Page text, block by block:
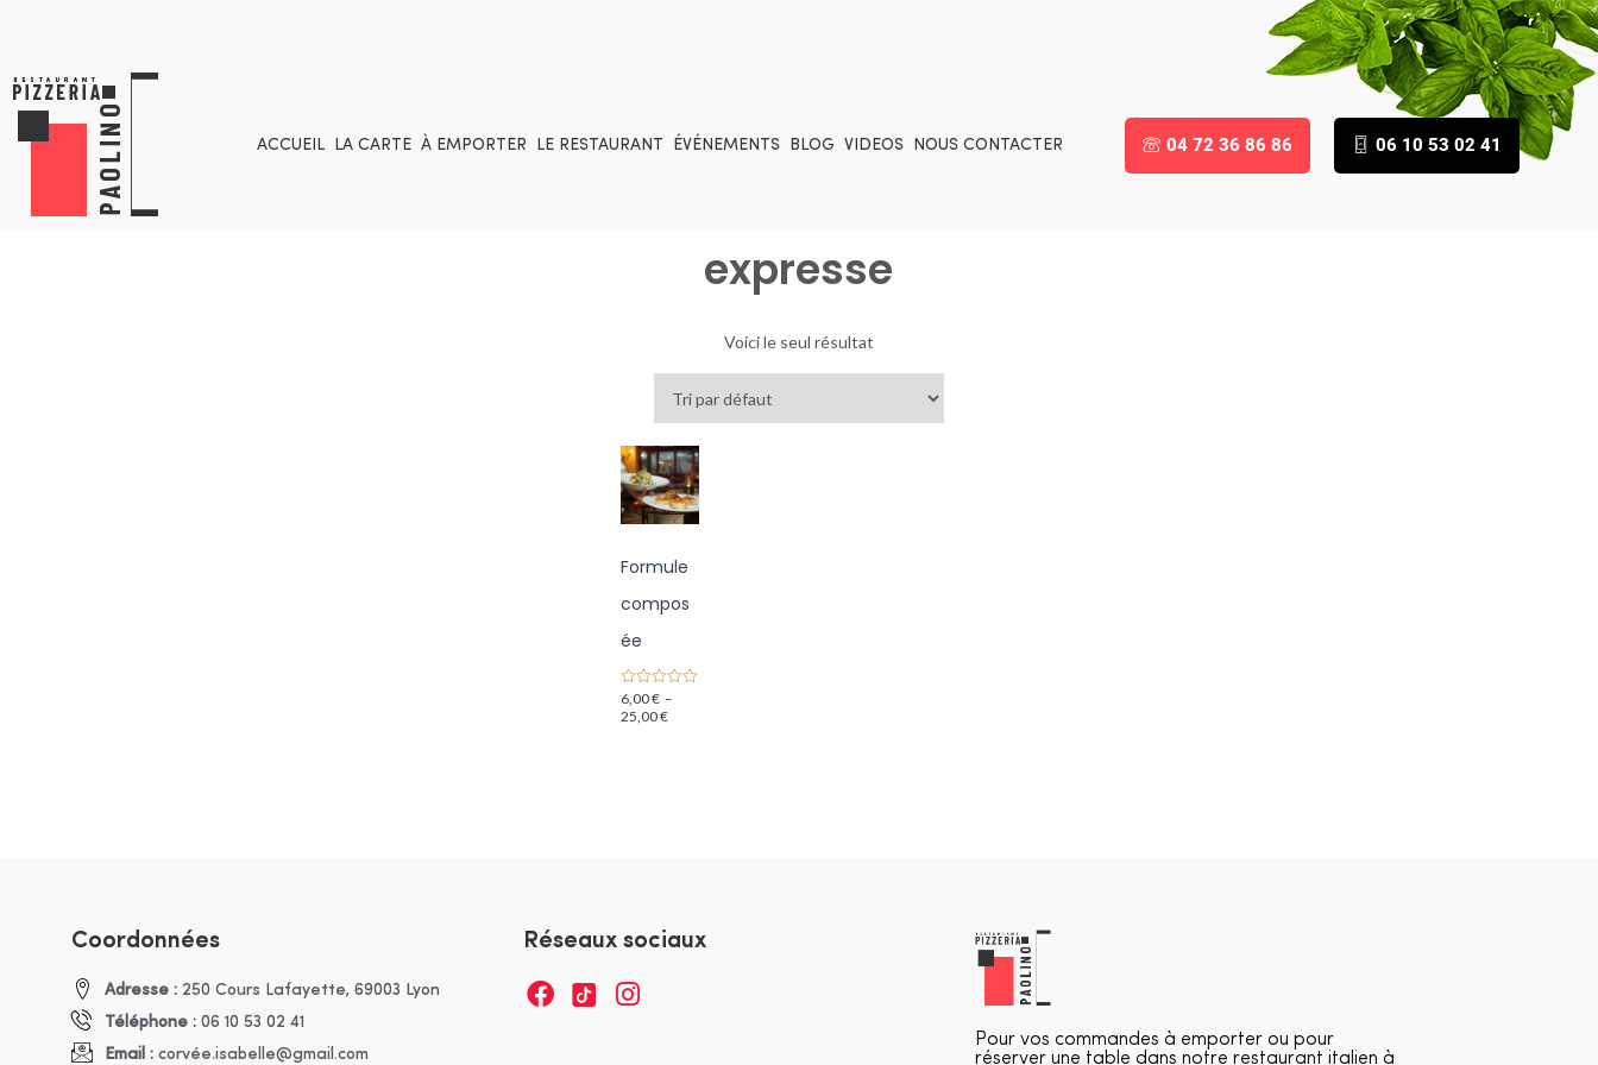
ACCUEIL LA CARTE À EMPORTER LE RESTAURANT ÉVÉNEMENTS BLOG VIDEOS NOUS CONTACTER 04 72 36 86 86 06 10 53 02 41
expresse
Voici le seul résultat
Formule
compos
ée
0
o
u
6,00€ –
25,00€
Coordonnées
Adresse :250 Cours Lafayette, 69003 Lyon
Téléphone :06 10 53 02 41
Email :corvée.isabelle@gmail.com
Réseaux sociaux
Pour vos commandes à emporter ou pour
réserver une table dans notre restaurant italien à